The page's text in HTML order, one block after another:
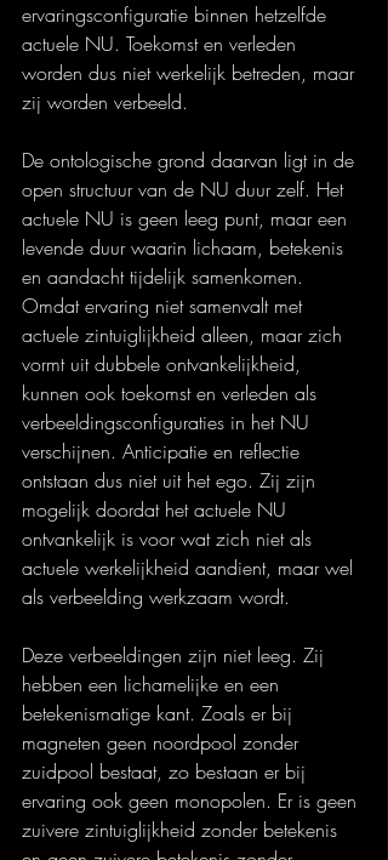
ervaringsconfiguratie binnen hetzelfde
actuele NU. Toekomst en verleden
worden dus niet werkelijk betreden, maar
zij worden verbeeld.
De ontologische grond daarvan ligt in de
open structuur van de NU duur zelf. Het
actuele NU is geen leeg punt, maar een
levende duur waarin lichaam, betekenis
en aandacht tijdelijk samenkomen.
Omdat ervaring niet samenvalt met
actuele zintuiglijkheid alleen, maar zich
vormt uit dubbele ontvankelijkheid,
kunnen ook toekomst en verleden als
verbeeldingsconfiguraties in het NU
verschijnen. Anticipatie en reflectie
ontstaan dus niet uit het ego. Zij zijn
mogelijk doordat het actuele NU
ontvankelijk is voor wat zich niet als
actuele werkelijkheid aandient, maar wel
als verbeelding werkzaam wordt.
Deze verbeeldingen zijn niet leeg. Zij
hebben een lichamelijke en een
betekenismatige kant. Zoals er bij
magneten geen noordpool zonder
zuidpool bestaat, zo bestaan er bij
ervaring ook geen monopolen. Er is geen
zuivere zintuiglijkheid zonder betekenis